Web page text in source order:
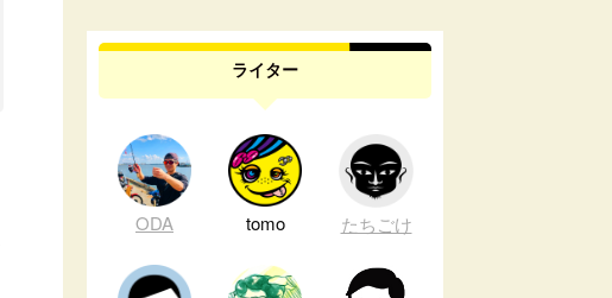
ライター
ODA tomo たちごけ